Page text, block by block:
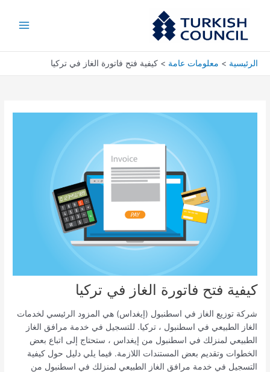
المحتوى
الرئيسية معلومات عامة كيفية فتح فاتورة الغاز في تركيا
كيفية فتح فاتورة الغاز في تركيا
شركة توزيع الغاز في اسطنبول (إيغداس) هي المزود الرئيسي لخدمات
الغاز الطبيعي في اسطنبول ، تركيا. للتسجيل في خدمة مرافق الغاز
الطبيعي لمنزلك في اسطنبول من إيغداس ، ستحتاج إلى اتباع بعض
الخطوات وتقديم بعض المستندات اللازمة. فيما يلي دليل حول كيفية
التسجيل في خدمة مرافق الغاز الطبيعي لمنزلك في اسطنبول من